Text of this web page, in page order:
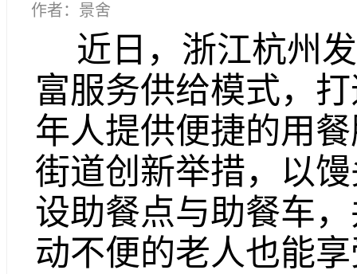
作者：景舍
近日，浙江杭州
富服务供给模式，
年人提供便捷的用
街道创新举措，以
设助餐点与助餐车
动不便的老人也能